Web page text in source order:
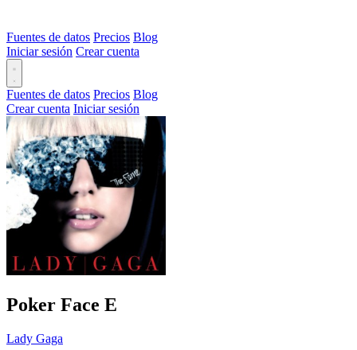
Fuentes de datos Precios Blog
Iniciar sesión Crear cuenta
Fuentes de datos Precios Blog
Crear cuenta Iniciar sesión
Poker Face E
Lady Gaga